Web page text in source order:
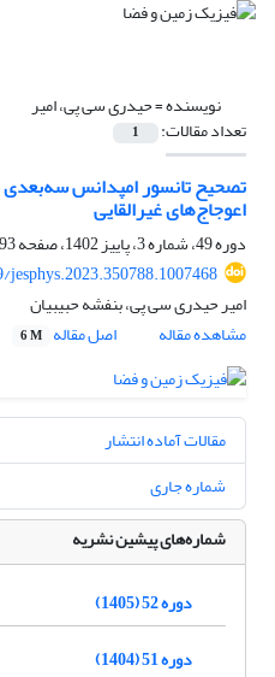
نویسنده =حیدری سی پی، امیر
تعداد مقالات: 1
تصحیح تانسور امپدانس سه‌بعدی
اعوجاج‌های غیرالقایی
دوره 49، شماره 3، پاییز 1402، صفحه
jesphys.2023.350788.1007468
امیر حیدری سی پی، بنفشه حبیبیان
مشاهده مقاله
اصل مقاله 6 M
مقالات آماده انتشار
شماره جاری
شماره‌های پیشین نشریه
دوره 52 (1405)
دوره 51 (1404)